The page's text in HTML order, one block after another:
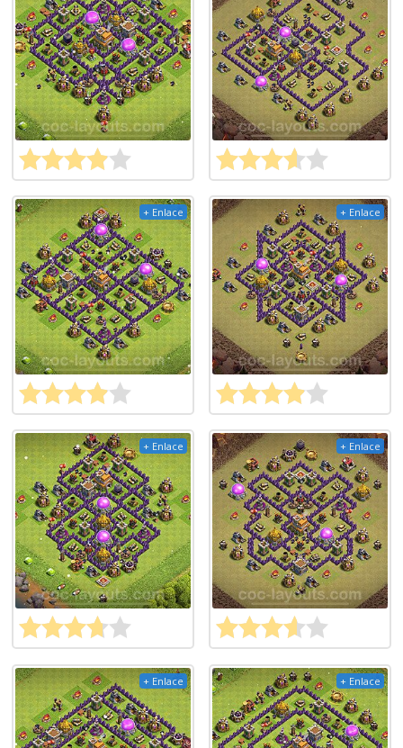
+ Enlace + Enlace
+ Enlace + Enlace
+ Enlace + Enlace